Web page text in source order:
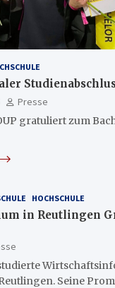
Presse
gratuliert zum
HOCHSCHULE
in Reutlingen
Seine